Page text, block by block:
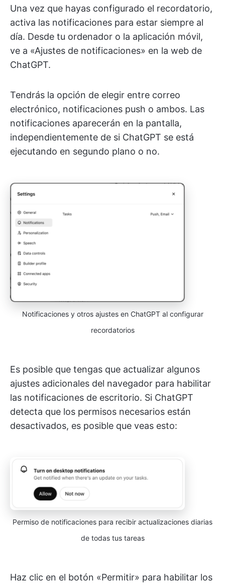
Una vez que hayas configurado el recordatorio,
activa las notificaciones para estar siempre al
día. Desde tu ordenador o la aplicación móvil,
ve a «Ajustes de notificaciones» en la web de
ChatGPT.
Tendrás la opción de elegir entre correo
electrónico, notificaciones push o ambos. Las
notificaciones aparecerán en la pantalla,
independientemente de si ChatGPT se está
ejecutando en segundo plano o no.
Notificaciones y otros ajustes en ChatGPT al configurar
recordatorios
Es posible que tengas que actualizar algunos
ajustes adicionales del navegador para habilitar
las notificaciones de escritorio. Si ChatGPT
detecta que los permisos necesarios están
desactivados, es posible que veas esto:
Permiso de notificaciones para recibir actualizaciones diarias
de todas tus tareas
Haz clic en el botón «Permitir» para habilitar los